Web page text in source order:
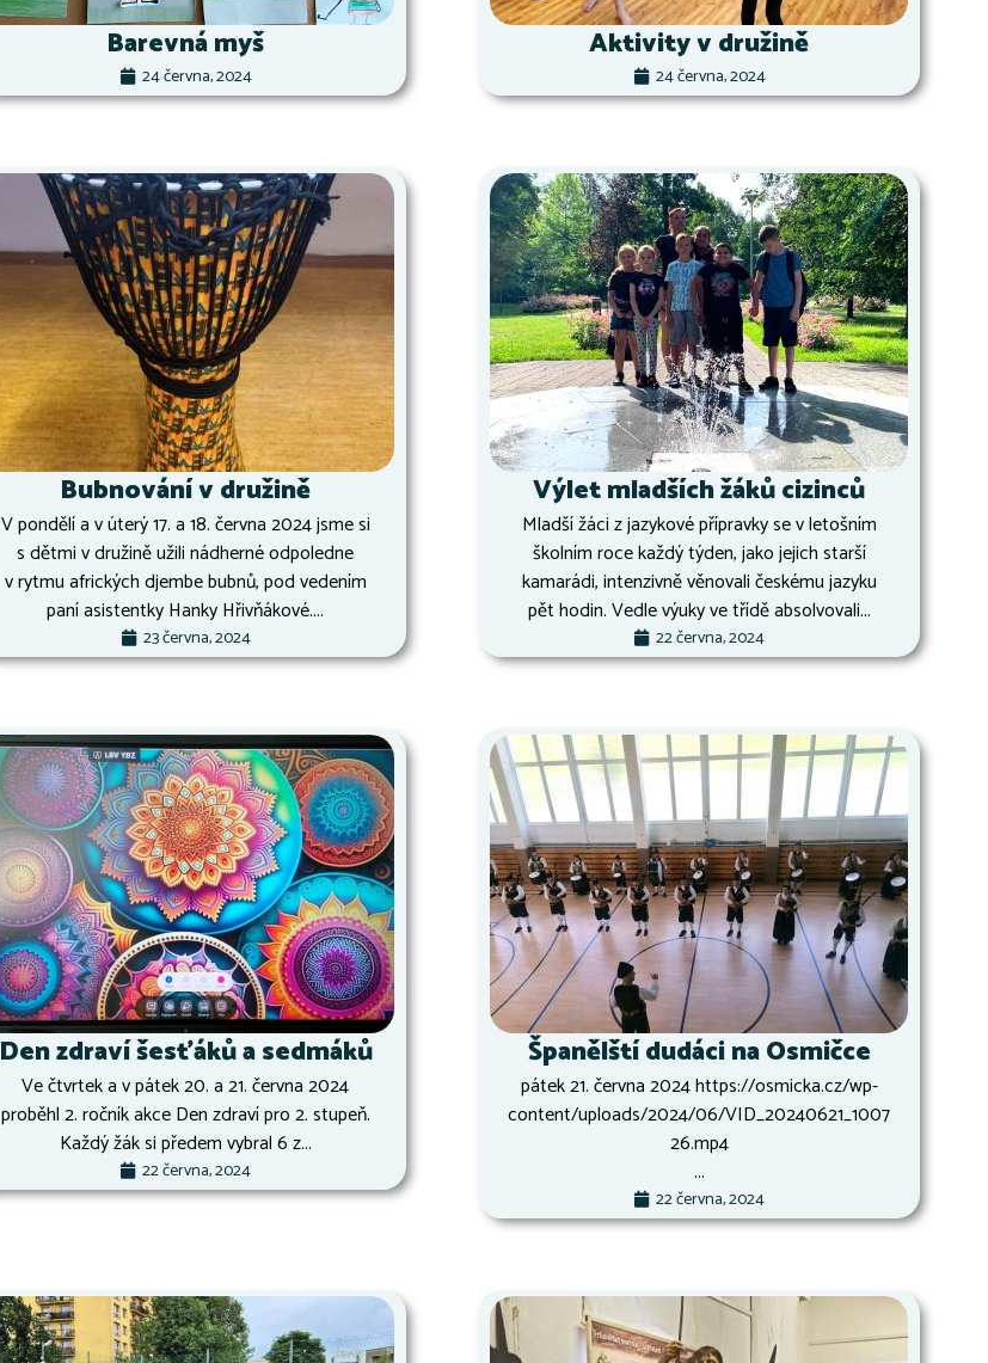
Barevná myš
24 června, 2024
Aktivity v družině
24 června, 2024
Bubnování v družině
V pondělí a v úterý 17. a 18. června 2024 jsme si
s dětmi v družině užili nádherné odpoledne
v rytmu afrických djembe bubnů, pod vedením
paní asistentky Hanky Hřivňákové....
23 června, 2024
Výlet mladších žáků cizinců
Mladší žáci z jazykové přípravky se v letošním
školním roce každý týden, jako jejich starší
kamarádi, intenzivně věnovali českému jazyku
pět hodin. Vedle výuky ve třídě absolvovali...
22 června, 2024
Den zdraví šesťáků a sedmáků
Ve čtvrtek a v pátek 20. a 21. června 2024
proběhl 2. ročník akce Den zdraví pro 2. stupeň.
Každý žák si předem vybral 6 z...
22 června, 2024
Španělští dudáci na Osmičce
pátek 21. června 2024 https://osmicka.cz/wp-
content/uploads/2024/06/VID_20240621_1007
26.mp4
...
22 června, 2024